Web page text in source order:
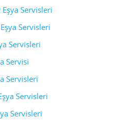
Servisleri
Servisleri
Servisleri
Servisi
Servisleri
Servisleri
Servisleri